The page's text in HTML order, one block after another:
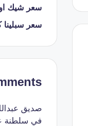
سعر شيك
سعر سبلينا
صديق
في سلطنة